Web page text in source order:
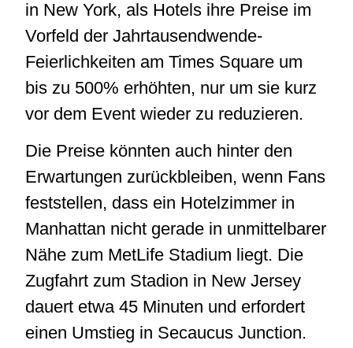
in New York, als Hotels ihre Preise im
Vorfeld der Jahrtausendwende-
Feierlichkeiten am Times Square um
bis zu 500% erhöhten, nur um sie kurz
vor dem Event wieder zu reduzieren.
Die Preise könnten auch hinter den
Erwartungen zurückbleiben, wenn Fans
feststellen, dass ein Hotelzimmer in
Manhattan nicht gerade in unmittelbarer
Nähe zum MetLife Stadium liegt. Die
Zugfahrt zum Stadion in New Jersey
dauert etwa 45 Minuten und erfordert
einen Umstieg in Secaucus Junction.